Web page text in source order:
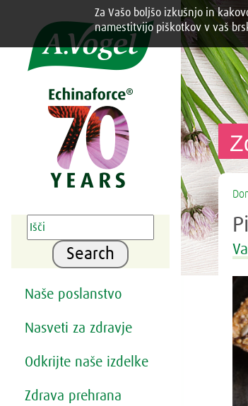

Search
Naše poslanstvo
Nasveti za zdravje
Odkrijte naše izdelke
Zdrava prehrana
Za Vašo boljšo izkušnjo in
namestitvijo piškotkov v vaš
Share this selection